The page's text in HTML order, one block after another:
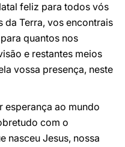
feliz para todos vós
da Terra, vos encontrais
quantos nos
e restantes meios
vossa presença, neste
esperança ao mundo
com o
nasceu Jesus, nossa